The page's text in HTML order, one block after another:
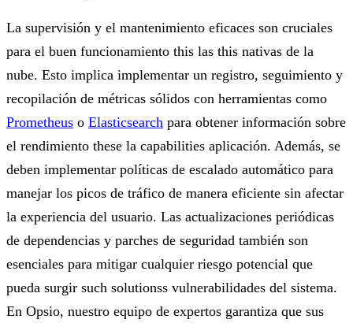
La supervisión y el mantenimiento eficaces son cruciales
para el buen funcionamiento this las this nativas de la
nube. Esto implica implementar un registro, seguimiento y
recopilación de métricas sólidos con herramientas como
Prometheus o Elasticsearch para obtener información sobre
el rendimiento these la capabilities aplicación. Además, se
deben implementar políticas de escalado automático para
manejar los picos de tráfico de manera eficiente sin afectar
la experiencia del usuario. Las actualizaciones periódicas
de dependencias y parches de seguridad también son
esenciales para mitigar cualquier riesgo potencial que
pueda surgir such solutionss vulnerabilidades del sistema.
En Opsio, nuestro equipo de expertos garantiza que sus